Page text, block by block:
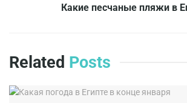
Какие песчаные пляжи в
Related Posts